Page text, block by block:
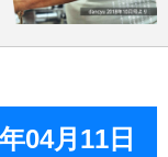
04月11日